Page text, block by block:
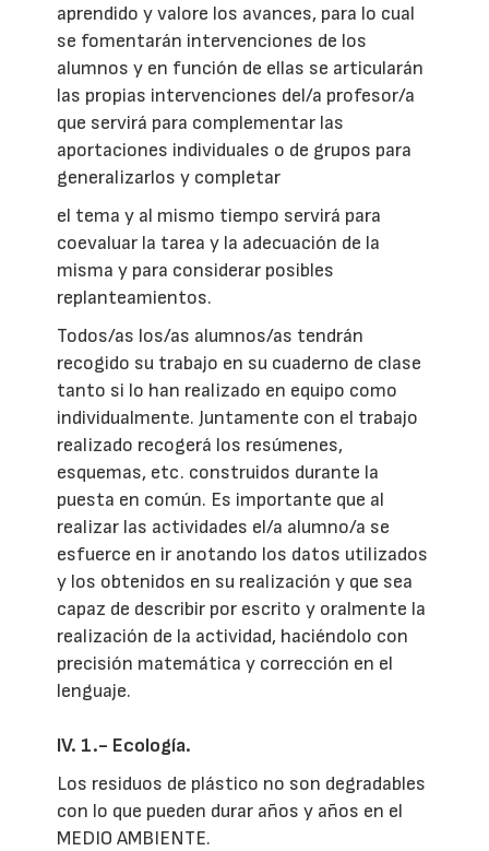
aprendido y valore los avances, para lo cual
se fomentarán intervenciones de los
alumnos y en función de ellas se articularán
las propias intervenciones del/a profesor/a
que servirá para complementar las
aportaciones individuales o de grupos para
generalizarlos y completar
el tema y al mismo tiempo servirá para
coevaluar la tarea y la adecuación de la
misma y para considerar posibles
replanteamientos.
Todos/as los/as alumnos/as tendrán
recogido su trabajo en su cuaderno de clase
tanto si lo han realizado en equipo como
individualmente. Juntamente con el trabajo
realizado recogerá los resúmenes,
esquemas, etc. construidos durante la
puesta en común. Es importante que al
realizar las actividades el/a alumno/a se
esfuerce en ir anotando los datos utilizados
y los obtenidos en su realización y que sea
capaz de describir por escrito y oralmente la
realización de la actividad, haciéndolo con
precisión matemática y corrección en el
lenguaje.
IV. 1.- Ecología.
Los residuos de plástico no son degradables
con lo que pueden durar años y años en el
MEDIO AMBIENTE.